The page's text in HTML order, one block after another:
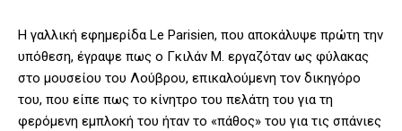
Η γαλλική εφημερίδα Le Parisien, που αποκάλυψε πρώτη την
υπόθεση, έγραψε πως ο Γκιλάν Μ. εργαζόταν ως φύλακας
στο μουσείου του Λούβρου, επικαλούμενη τον δικηγόρο
του, που είπε πως το κίνητρο του πελάτη του για τη
φερόμενη εμπλοκή του ήταν το «πάθος» του για τις σπάνιες